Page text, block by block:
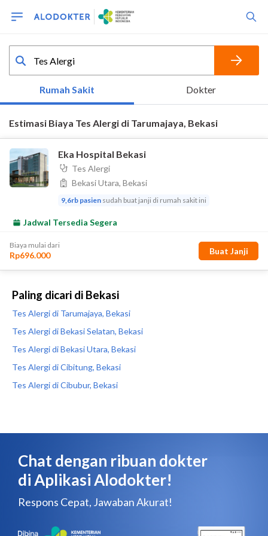
Paling dicari di Bekasi
Tes Alergi di Tarumajaya, Bekasi
Tes Alergi di Bekasi Selatan, Bekasi
Tes Alergi di Bekasi Utara, Bekasi
Tes Alergi di Cibitung, Bekasi
Tes Alergi di Cibubur, Bekasi